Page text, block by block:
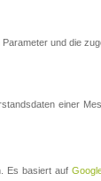
und die
einer
Es basiert auf